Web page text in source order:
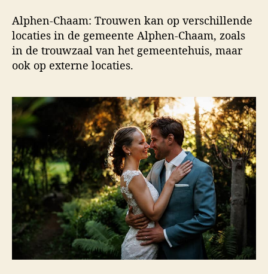
Alphen-Chaam: Trouwen kan op verschillende
locaties in de gemeente Alphen-Chaam, zoals
in de trouwzaal van het gemeentehuis, maar
ook op externe locaties.